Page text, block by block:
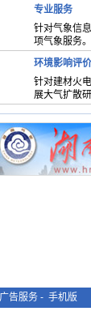
专业服务
针对气象信
项气象服务。
环境影响评价
针对建材火
展大气扩散
广告服务 - 手机版